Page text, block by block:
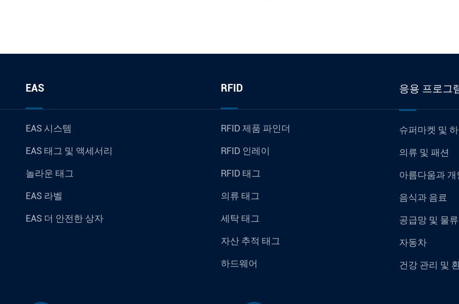
EAS
EAS 시스템
EAS 태그 및 액세서리
놀라운 태그
EAS 라벨
EAS 더 안전한 상자
RFID
RFID 제품 파인더
RFID 인레이
RFID 태그
의류 태그
세탁 태그
자산 추적 태그
하드웨어
응용 프로그
슈퍼마켓 및
의류 및 패션
아름다움과 개
음식과 음료
공급망 및 물류
자동차
건강 관리 및